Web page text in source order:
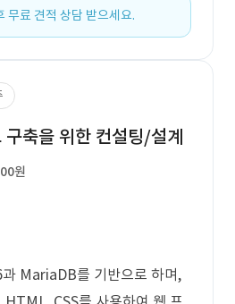
무료 견적 상담 받으세요.
구축을 위한 컨설팅/설계
원
MariaDB를 기반으로 하며,